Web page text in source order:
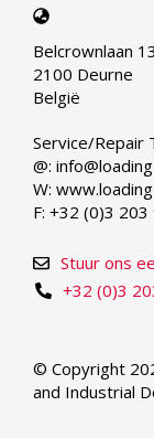
Select
language
Belcrownlaan
2100 Deurne
België
Service/Repair
@:
W:
F: +32 (0)3 203
+32 (0)3
Stuur ons
© Copyright
and Industrial